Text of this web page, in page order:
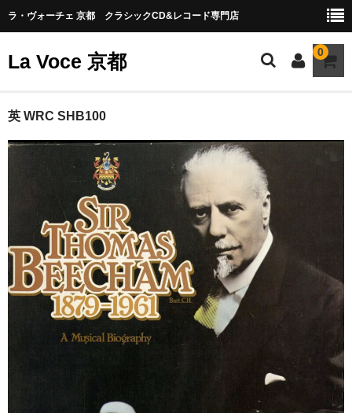
ラ・ヴォーチェ 京都 クラシックCD&レコード専門店
La Voce 京都 0
CATALOG LP
New arrival
交響曲・管弦楽曲
室内楽曲
器楽曲
声楽曲
合唱
英 WRC SHB100